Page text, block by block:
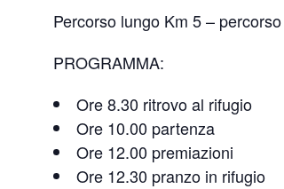
Percorso lungo Km 5 –
PROGRAMMA:
Ore 8.30 ritrovo al rifugio
Ore 10.00 partenza
Ore 12.00 premiazioni
Ore 12.30 pranzo in rifugio